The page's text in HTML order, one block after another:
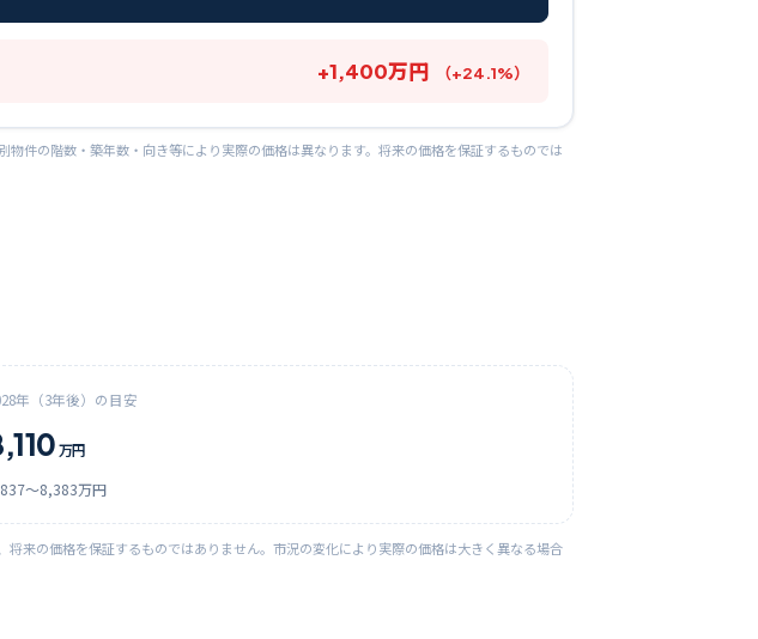
+1,400万円 （+24.1%）
件の階数・築年数・向き等により実際の価格は異なります。将来の価格を保証するものでは
年（3年後）の目安
万円
〜8,383万円
来の価格を保証するものではありません。市況の変化により実際の価格は大きく異なる場合